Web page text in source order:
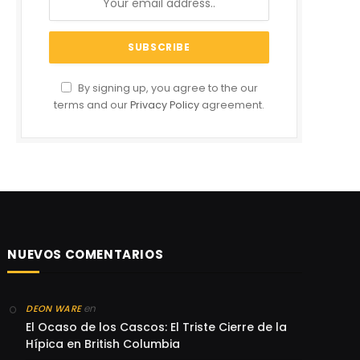
By signing up, you agree to the our
terms and ourPrivacy Policy agreement.
NUEVOS COMENTARIOS
DEON WAREen
El Ocaso de los Cascos: El Triste Cierre de la
Hípica en British Columbia